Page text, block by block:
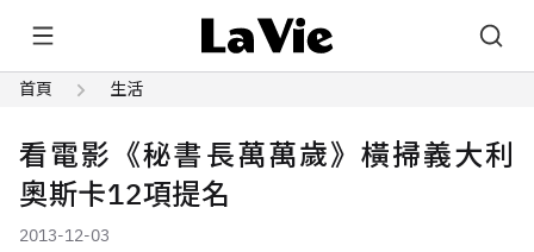
首頁 生活
看電影《秘書長萬萬歲》橫掃義大利
奧斯卡12項提名
2013-12-03